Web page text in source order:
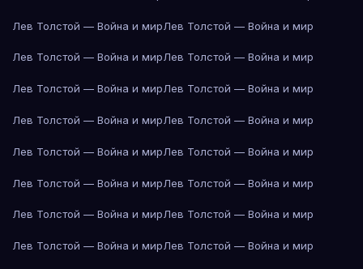
Лев Толстой — Война и мирЛев Толстой — Война и мир
Лев Толстой — Война и мирЛев Толстой — Война и мир
Лев Толстой — Война и мирЛев Толстой — Война и мир
Лев Толстой — Война и мирЛев Толстой — Война и мир
Лев Толстой — Война и мирЛев Толстой — Война и мир
Лев Толстой — Война и мирЛев Толстой — Война и мир
Лев Толстой — Война и мирЛев Толстой — Война и мир
Лев Толстой — Война и мирЛев Толстой — Война и мир